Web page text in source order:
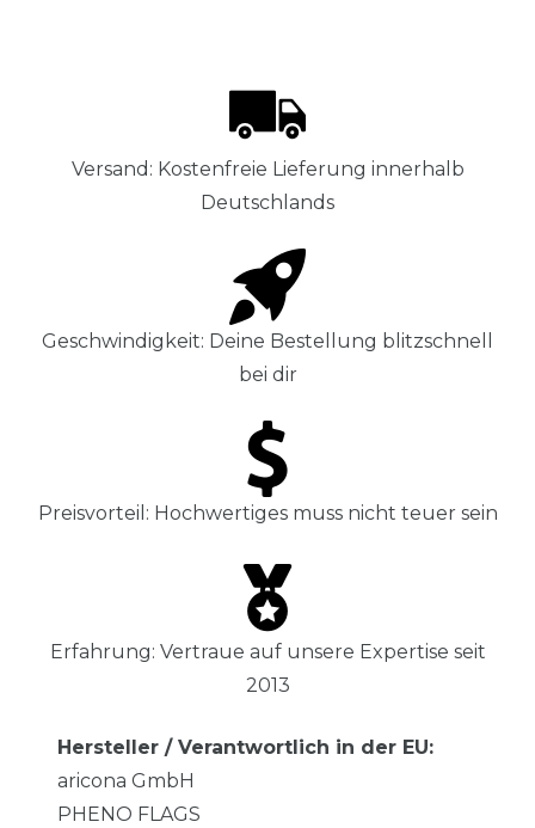
Versand: Kostenfreie Lieferung innerhalb
Deutschlands
Geschwindigkeit: Deine Bestellung blitzschnell
bei dir
Preisvorteil: Hochwertiges muss nicht teuer sein
Erfahrung: Vertraue auf unsere Expertise seit
2013
Hersteller / Verantwortlich in der EU:
aricona GmbH
PHENO FLAGS